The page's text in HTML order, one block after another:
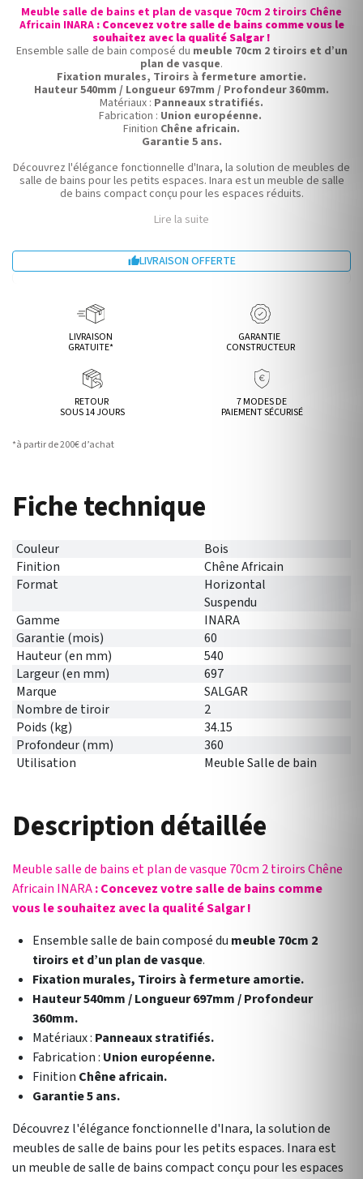
Meuble salle de bains et plan de vasque 70cm 2 tiroirs Chêne
Africain INARA: Concevez votre salle de bains comme vous le
souhaitez avec la qualité Salgar !
Ensemble salle de bain composé du meuble 70cm 2 tiroirs et d’un
plan de vasque.
Fixation murales, Tiroirs à fermeture amortie.
Hauteur 540mm / Longueur 697mm / Profondeur 360mm.
Matériaux : Panneaux stratifiés.
Fabrication : Union européenne.
Finition Chêne africain.
Garantie 5 ans.
Découvrez l'élégance fonctionnelle d'Inara, la solution de meubles de
salle de bains pour les petits espaces. Inara est un meuble de salle
de bains compact conçu pour les espaces réduits.
Lire la suite
LIVRAISON OFFERTE
LIVRAISON
GRATUITE*
GARANTIE
CONSTRUCTEUR
RETOUR
SOUS 14 JOURS
7 MODES DE
PAIEMENT SÉCURISÉ
*à partir de 200€ d’achat
Fiche technique
Couleur
Bois
Finition
Chêne Africain
Format
Horizontal
Suspendu
Gamme
INARA
Garantie (mois)
60
Hauteur (en mm)
540
Largeur (en mm)
697
Marque
SALGAR
Nombre de tiroir
2
Poids (kg)
34.15
Profondeur (mm)
360
Utilisation
Meuble Salle de bain
Description détaillée
Meuble salle de bains et plan de vasque 70cm 2 tiroirs Chêne
Africain INARA: Concevez votre salle de bains comme
vous le souhaitez avec la qualité Salgar !
Ensemble salle de bain composé du meuble 70cm 2
tiroirs et d’un plan de vasque.
Fixation murales, Tiroirs à fermeture amortie.
Hauteur 540mm / Longueur 697mm / Profondeur
360mm.
Matériaux : Panneaux stratifiés.
Fabrication : Union européenne.
Finition Chêne africain.
Garantie 5 ans.
Découvrez l'élégance fonctionnelle d'Inara, la solution de
meubles de salle de bains pour les petits espaces. Inara est
un meuble de salle de bains compact conçu pour les espaces